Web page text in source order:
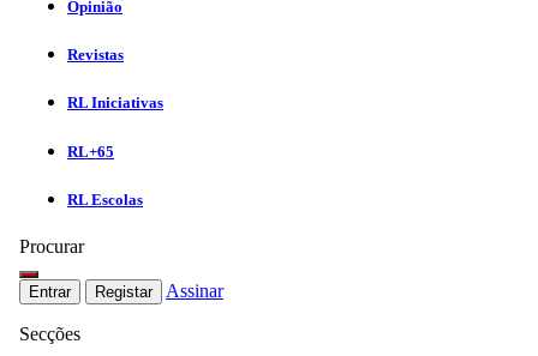
Opinião
Revistas
RL Iniciativas
RL+65
RL Escolas
Procurar
Entrar Registar Assinar
Secções